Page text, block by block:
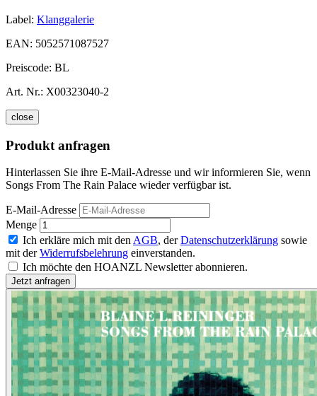
Label: Klanggalerie
EAN: 5052571087527
Preiscode: BL
Art. Nr.: X00323040-2
close
Produkt anfragen
Hinterlassen Sie ihre E-Mail-Adresse und wir informieren Sie, wenn
Songs From The Rain Palace wieder verfügbar ist.
E-Mail-Adresse
Menge
Ich erkläre mich mit den AGB, derDatenschutzerklärung sowie
mit derWiderrufsbelehrung einverstanden.
Ich möchte den HOANZL Newsletter abonnieren.